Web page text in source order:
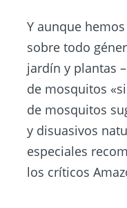
Y aunque
sobre todo
jardín y plantas
de mosquitos
de mosquitos
y disuasivos
especiales
los críticos